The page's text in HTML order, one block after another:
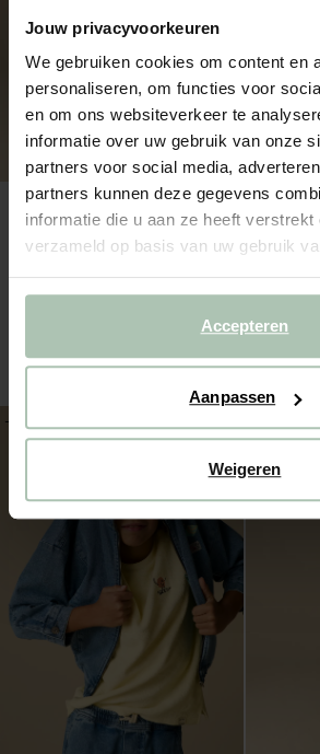
Jouw privacyvoorkeuren
We gebruiken cookies om content en
personaliseren, om functies voor
en om ons websiteverkeer te
informatie over uw gebruik van onze
partners voor social media,
partners kunnen deze gegevens
informatie die u aan ze heeft verstrekt
verzameld op basis van uw gebruik
Accepteren
Aanpassen
Weigeren
Lichtbruin gestreepte pull on broek
Bruine
-40%